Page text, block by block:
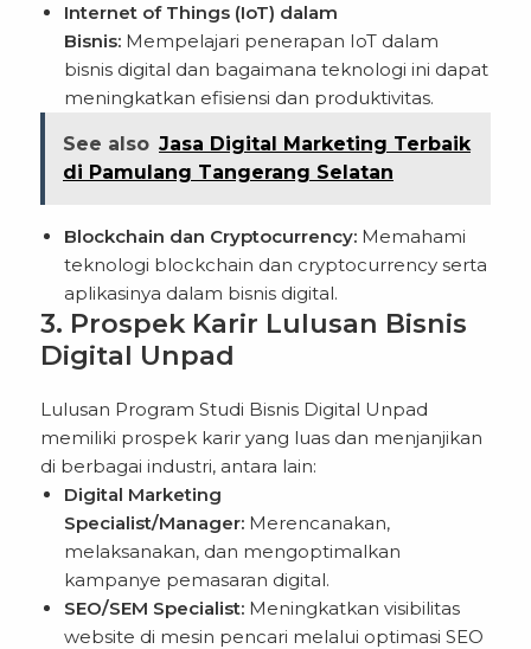
Internet of Things (IoT) dalam
Bisnis: Mempelajari penerapan IoT dalam
bisnis digital dan bagaimana teknologi ini dapat
meningkatkan efisiensi dan produktivitas.
See also Jasa Digital Marketing Terbaik
di Pamulang Tangerang Selatan
Blockchain dan Cryptocurrency: Memahami
teknologi blockchain dan cryptocurrency serta
aplikasinya dalam bisnis digital.
3. Prospek Karir Lulusan Bisnis
Digital Unpad
Lulusan Program Studi Bisnis Digital Unpad
memiliki prospek karir yang luas dan menjanjikan
di berbagai industri, antara lain:
Digital Marketing
Specialist/Manager: Merencanakan,
melaksanakan, dan mengoptimalkan
kampanye pemasaran digital.
SEO/SEM Specialist: Meningkatkan visibilitas
website di mesin pencari melalui optimasi SEO